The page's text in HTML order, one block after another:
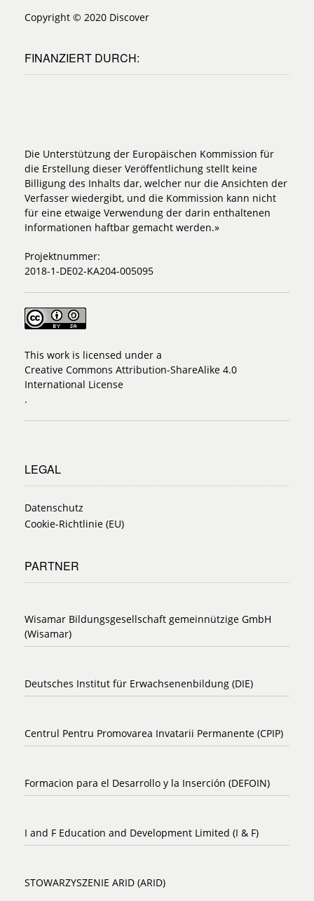
Copyright © 2020 Discover
FINANZIERT DURCH:
Die Unterstützung der Europäischen Kommission für
die Erstellung dieser Veröffentlichung stellt keine
Billigung des Inhalts dar, welcher nur die Ansichten der
Verfasser wiedergibt, und die Kommission kann nicht
für eine etwaige Verwendung der darin enthaltenen
Informationen haftbar gemacht werden.»
Projektnummer:
2018-1-DE02-KA204-005095
This work is licensed under a
Creative Commons Attribution-ShareAlike 4.0
International License
.
LEGAL
Datenschutz
Cookie-Richtlinie (EU)
PARTNER
Wisamar Bildungsgesellschaft gemeinnützige GmbH
(Wisamar)
Deutsches Institut für Erwachsenenbildung (DIE)
Centrul Pentru Promovarea Invatarii Permanente (CPIP)
Formacion para el Desarrollo y la Inserción (DEFOIN)
I and F Education and Development Limited (I & F)
STOWARZYSZENIE ARID (ARID)